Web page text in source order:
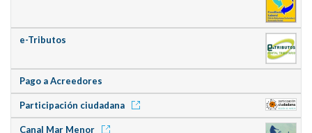
e-Tributos
Pago a Acreedores
Participación ciudadana
Canal Mar Menor